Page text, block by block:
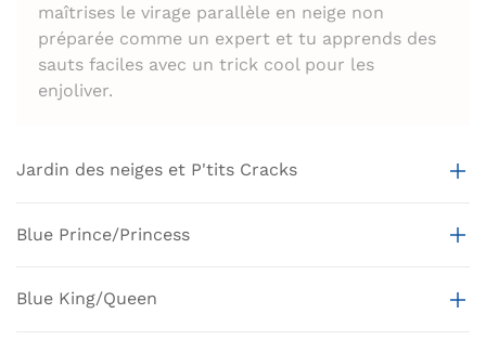
maîtrises le virage parallèle en neige non
préparée comme un expert et tu apprends des
sauts faciles avec un trick cool pour les
enjoliver.
Jardin des neiges et P'tits Cracks
Blue Prince/Princess
Blue King/Queen